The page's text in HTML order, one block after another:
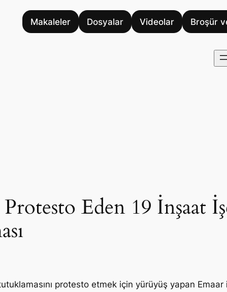
Makaleler Dosyalar Videolar Broşür
Eden 19 İnşaat
protesto etmek için yürüyüş yapan Emaar